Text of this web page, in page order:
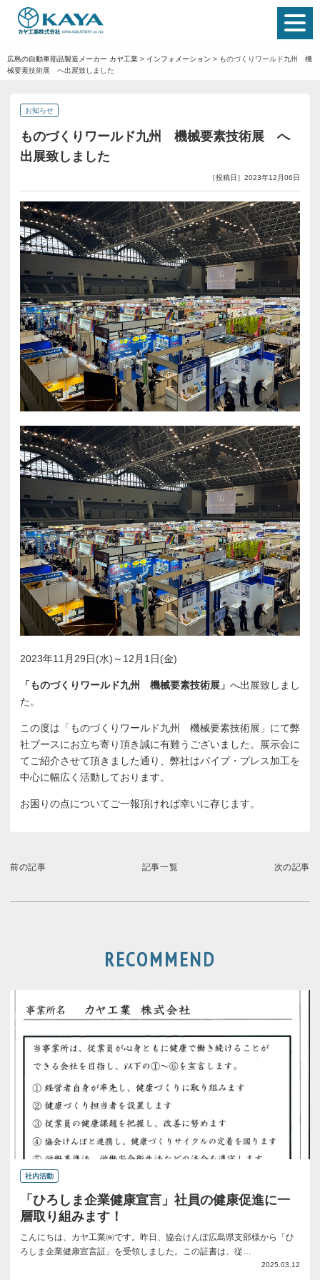
広島の自動車部品製造メーカー カヤ工業 > インフォメーション > ものづくりワールド九州 機
械要素技術展 へ出展致しました
お知らせ
ものづくりワールド九州 機械要素技術展 へ
出展致しました
［投稿日］2023年12月06日
2023年11月29日(水)～12月1日(金)
「ものづくりワールド九州 機械要素技術展」 へ出展致しまし
た。
この度は「ものづくりワールド九州 機械要素技術展」にて弊
社ブースにお立ち寄り頂き誠に有難うございました。展示会に
てご紹介させて頂きました通り、弊社はパイプ・プレス加工を
中心に幅広く活動しております。
お困りの点についてご一報頂ければ幸いに存じます。
前の記事 記事一覧 次の記事
RECOMMEND
社内活動
「ひろしま企業健康宣言」社員の健康促進に一
層取り組みます！
こんにちは、カヤ工業㈱です。昨日、協会けんぽ広島県支部様から「ひ
ろしま企業健康宣言証」を受領しました。この証書は、従…
2025.03.12